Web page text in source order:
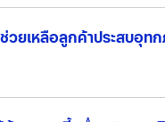
วยเหลือลูกค้าประสบอุท